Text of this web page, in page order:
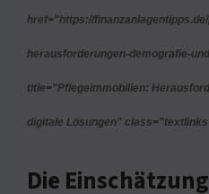
href="https://
herausforderungen-demografie-
title="Pflegeimmobilien:
digitale Lösungen"
Die